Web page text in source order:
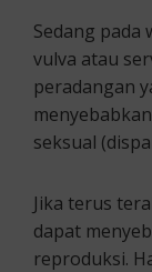
Sedang pada
vulva atau
peradangan
seksual
Jika terus
dapat
reproduksi.